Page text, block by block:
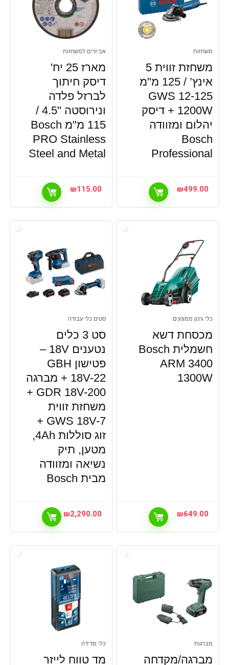
משחזות
משחזת זווית 5
אינץ’ / 125 מ"מ
GWS 12-125
1200W + דיסק
יהלום ומזוודה
Bosch
Professional
₪499.00
אביזרים למשחזות
מארז 25 יח'
דיסק חיתוך
לברזל פלדה
ונירוסטה "4.5 /
115 מ"מ Bosch
PRO Stainless
Steel and Metal
₪115.00
כלי גינון ממונעים
מכסחת דשא
חשמלית Bosch
ARM 3400
1300W
₪649.00
סטים כלי עבודה
סט 3 כלים
נטענים 18V –
פטישון GBH
18V-22 + מברגה
GDR 18V-200 +
משחזת זווית
GWS 18V-7 +
זוג סוללות 4Ah,
מטען, תיק
נשיאה ומזוודה
מבית Bosch
₪2,290.00
מברגות
מברגה/מקדחה
כלי מדידה
מד טווח לייזר